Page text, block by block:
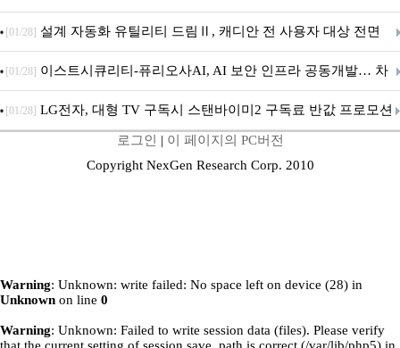
5600MHz 16GB 출시
[01/28] 설계 자동화 유틸리티 드림Ⅱ, 캐디안 전 사용자 대상 전면
무상 배포
[01/28] 이스트시큐리티-퓨리오사AI, AI 보안 인프라 공동개발… 차
세대 AI 보안 플랫폼 구축
[01/28] LG전자, 대형 TV 구독시 스탠바이미2 구독료 반값 프로모션
로그인 | 이 페이지의 PC버전
Copyright NexGen Research Corp. 2010
Warning: Unknown: write failed: No space left on device (28) in
Unknown on line 0
Warning: Unknown: Failed to write session data (files). Please verify